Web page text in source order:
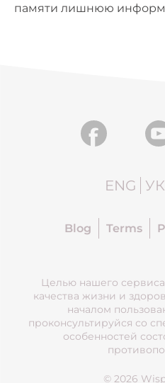
памяти лишнюю
ENG
Blog Terms
Целью нашего
качества жизни и
началом
проконсультируйся со
особенностей
© 2026